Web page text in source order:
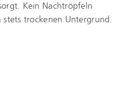
Kein Nachtröpfeln
trockenen Untergrund.